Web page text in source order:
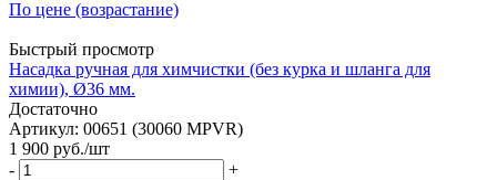
По цене (возрастание)
Быстрый просмотр
Насадка ручная для химчистки (без курка и шланга для
химии), Ø36 мм.
Достаточно
Артикул: 00651 (30060 MPVR)
1 900 руб./шт
-
+